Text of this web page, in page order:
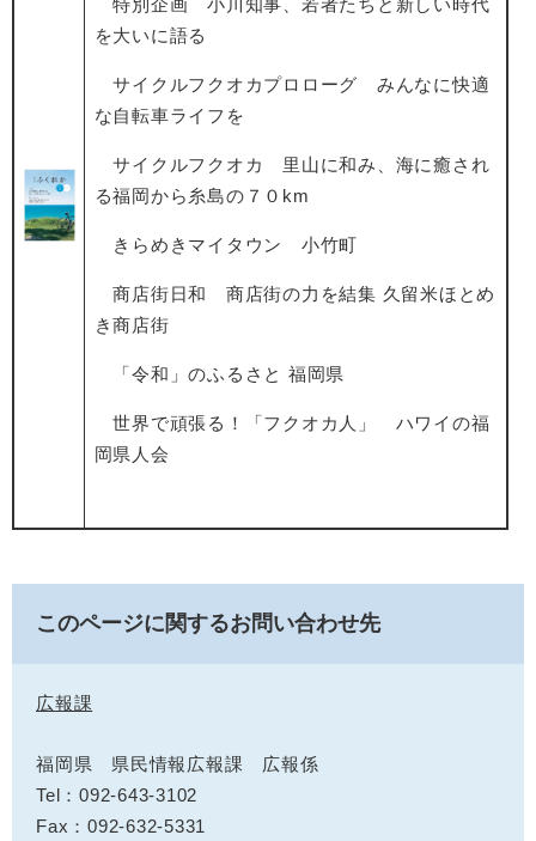
特別企画 小川知事、若者たちと新しい時代
を大いに語る
サイクルフクオカプロローグ みんなに快適
な自転車ライフを
サイクルフクオカ 里山に和み、海に癒され
る福岡から糸島の７０km
きらめきマイタウン 小竹町
商店街日和 商店街の力を結集 久留米ほとめ
き商店街
「令和」のふるさと 福岡県
世界で頑張る！「フクオカ人」 ハワイの福
岡県人会
このページに関するお問い合わせ先
広報課
福岡県 県民情報広報課 広報係
Tel：092-643-3102
Fax：092-632-5331